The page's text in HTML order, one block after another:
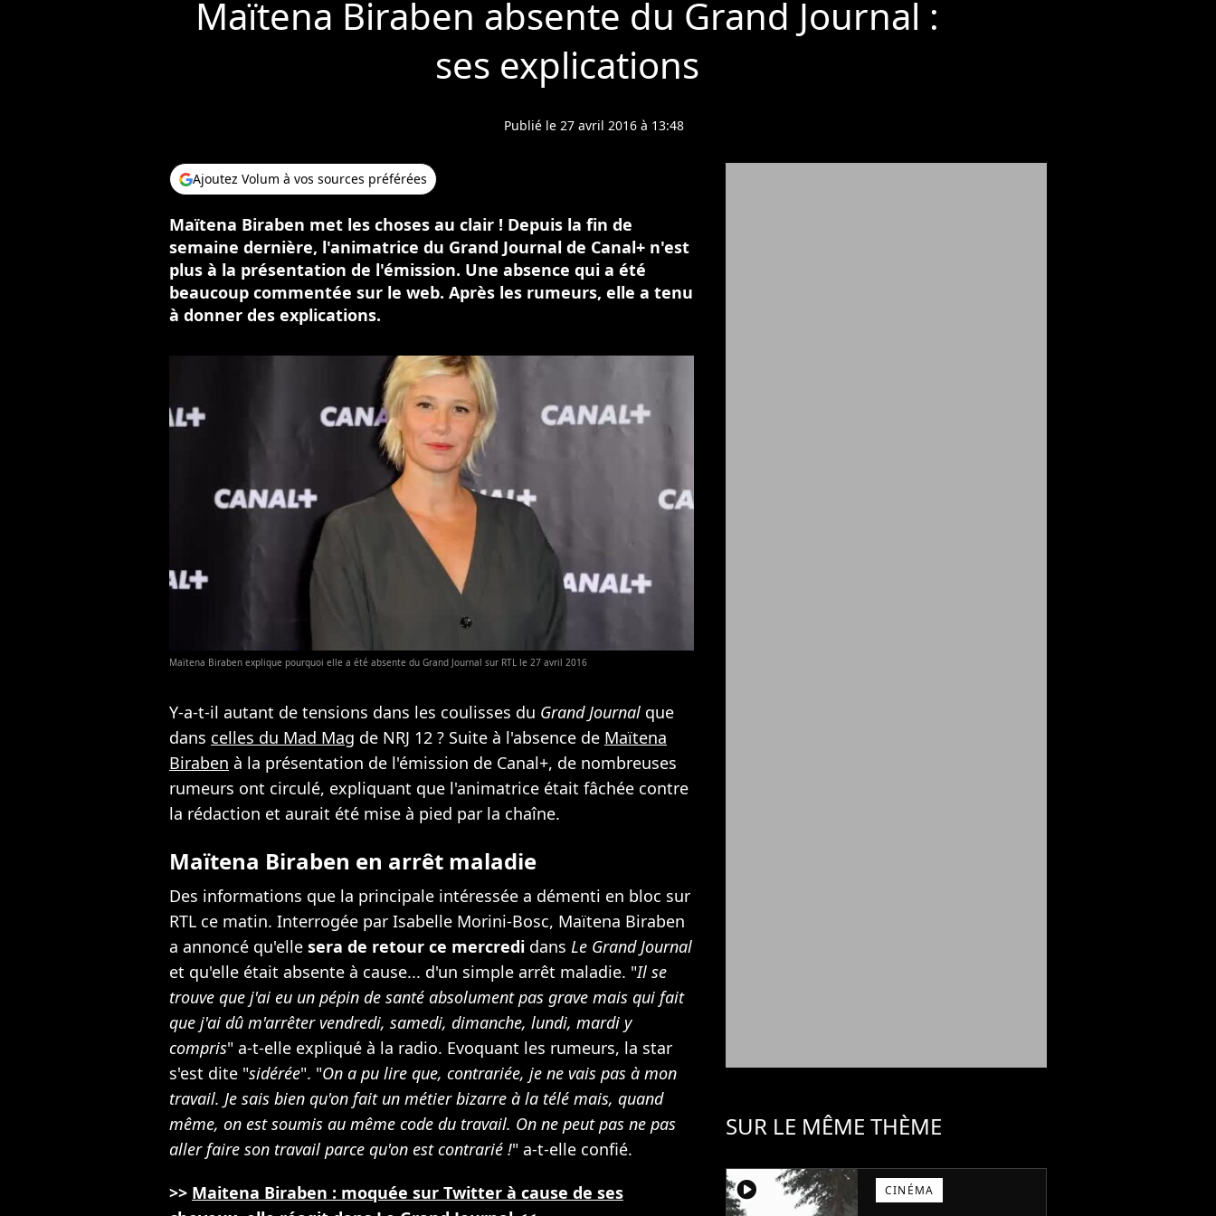
Maïtena Biraben absente du Grand Journal :
ses explications
Publié le 27 avril 2016 à 13:48
Ajoutez Volum à vos sources préférées
Maïtena Biraben met les choses au clair ! Depuis la fin de
semaine dernière, l'animatrice du Grand Journal de Canal+ n'est
plus à la présentation de l'émission. Une absence qui a été
beaucoup commentée sur le web. Après les rumeurs, elle a tenu
à donner des explications.
Maïtena Biraben explique pourquoi elle a été absente du Grand Journal sur RTL le 27 avril 2016
Y-a-t-il autant de tensions dans les coulisses du Grand Journal que
dans celles du Mad Mag de NRJ 12 ? Suite à l'absence de Maïtena
Biraben à la présentation de l'émission de Canal+, de nombreuses
rumeurs ont circulé, expliquant que l'animatrice était fâchée contre
la rédaction et aurait été mise à pied par la chaîne.
Maïtena Biraben en arrêt maladie
Des informations que la principale intéressée a démenti en bloc sur
RTL ce matin. Interrogée par Isabelle Morini-Bosc, Maïtena Biraben
a annoncé qu'elle sera de retour ce mercredi dans Le Grand Journal
et qu'elle était absente à cause... d'un simple arrêt maladie. "Il se
trouve que j'ai eu un pépin de santé absolument pas grave mais qui fait
que j'ai dû m'arrêter vendredi, samedi, dimanche, lundi, mardi y
compris" a-t-elle expliqué à la radio. Evoquant les rumeurs, la star
s'est dite "sidérée". "On a pu lire que, contrariée, je ne vais pas à mon
travail. Je sais bien qu'on fait un métier bizarre à la télé mais, quand
même, on est soumis au même code du travail. On ne peut pas ne pas
aller faire son travail parce qu'on est contrarié !" a-t-elle confié.
>> Maitena Biraben : moquée sur Twitter à cause de ses
SUR LE MÊME THÈME
player2 CINÉMA